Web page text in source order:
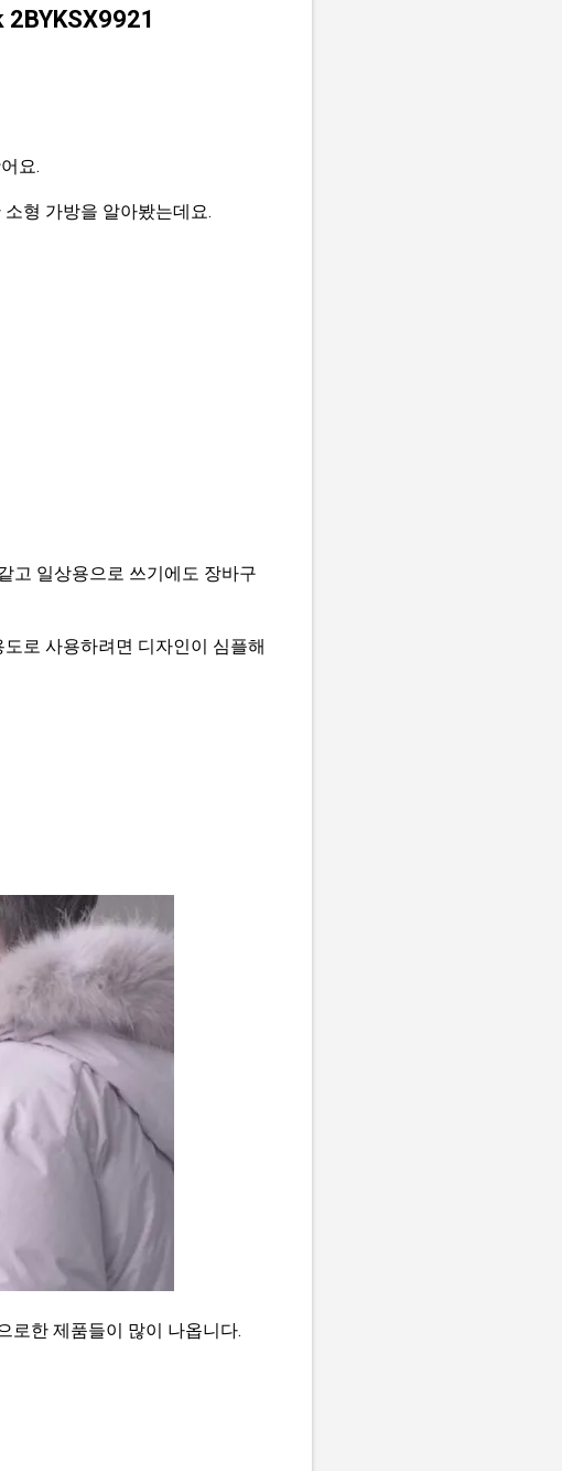
요.
형 가방을 알아봤는데요.
고 일상용으로 쓰기에도 장바구
로 사용하려면 디자인이 심플해
로한 제품들이 많이 나옵니다.